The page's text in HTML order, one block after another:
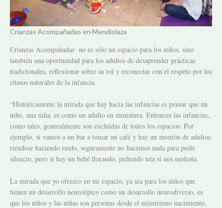
Crianzas Acompañadas en Mendiolaza
Crianzas Acompañadas no es sólo un espacio para los niños, sino
también una oportunidad para los adultos de desaprender prácticas
tradicionales, reflexionar sobre su rol y reconectar con el respeto por los
ritmos naturales de la infancia.
“Históricamente la mirada que hay hacia las infancias es pensar que un
niño, una niña, es como un adulto en miniatura. Entonces las infancias,
como tales, generalmente son excluidas de todos los espacios. Por
ejemplo, si vamos a un bar a tomar un café y hay un montón de adultos
riéndose haciendo ruido, seguramente no hacemos nada para pedir
silencio, pero si hay un bebé llorando, pidiendo teta sí nos molesta.
La mirada que yo ofrezco en mi espacio, ya sea para los niños que
tienen un desarrollo neurotípico como un desarrollo neurodiverso, es
que los niños y las niñas son personas desde el mismísimo nacimiento,